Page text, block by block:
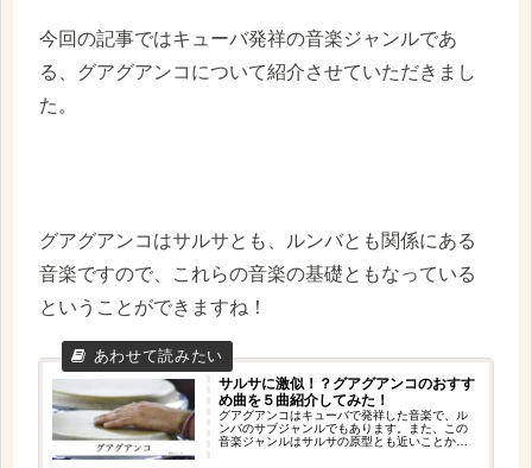
今回の記事ではキューバ発祥の音楽ジャンルであ
る、グアグアンコについて紹介させていただきまし
た。
グアグアンコはサルサとも、ルンバとも関係にある
音楽ですので、これらの音楽の基礎ともなっている
ということができますね！
サルサに激似！？グアグアンコのおすす
め曲を５曲紹介してみた！
グアグアンコはキューバで発祥した音楽で、ル
ンバのサブジャンルでもあります。また、この
音楽ジャンルはサルサの原型とも近いことか